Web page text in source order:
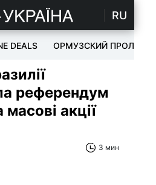
RU
DEALS ОРМУЗСКИЙ ПРОЛИВ
референдум
масові акції
3 мин